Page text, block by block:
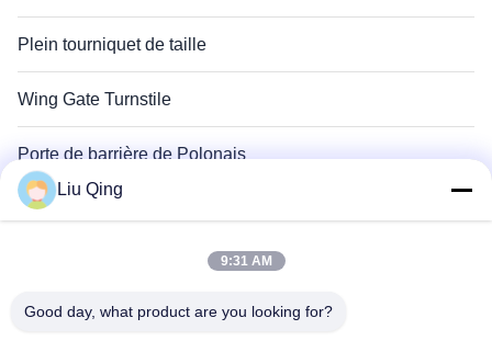
Plein tourniquet de taille
Wing Gate Turnstile
Porte de barrière de Polonais
Barrière Barrier Gate
La publicité des barrières
Tourniquet de créneau de vitesse
Liu Qing
9:31 AM
Good day, what product are you looking for?